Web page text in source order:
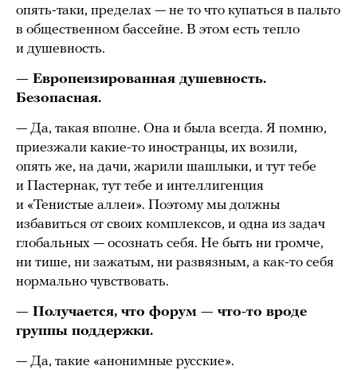
опять-таки, пределах — не то что купаться в пальто
в общественном бассейне. В этом есть тепло
и душевность.
— Европеизированная душевность.
Безопасная.
— Да, такая вполне. Она и была всегда. Я помню,
приезжали какие-то иностранцы, их возили,
опять же, на дачи, жарили шашлыки, и тут тебе
и Пастернак, тут тебе и интеллигенция
и «Тенистые аллеи». Поэтому мы должны
избавиться от своих комплексов, и одна из задач
глобальных — осознать себя. Не быть ни громче,
ни тише, ни зажатым, ни развязным, а как-то себя
нормально чувствовать.
— Получается, что форум — что-то вроде
группы поддержки.
— Да, такие «анонимные русские».